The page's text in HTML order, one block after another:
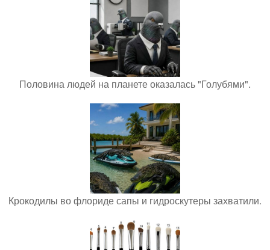
Половина людей на планете оказалась "Голубями".
Крокодилы во флориде сапы и гидроскутеры захватили.